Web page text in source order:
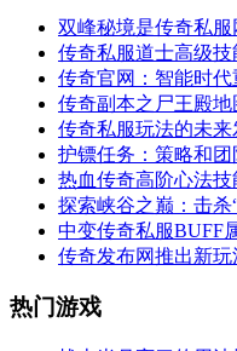
双峰秘境是传奇私
传奇私服道士高级
传奇官网：智能时
传奇副本之尸王殿
传奇私服玩法的未来
护镖任务：策略和
热血传奇高阶心法
探索峡谷之巅：击杀
中变传奇私服BUFF
传奇发布网推出新玩
热门游戏